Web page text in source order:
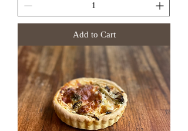
Add to Cart